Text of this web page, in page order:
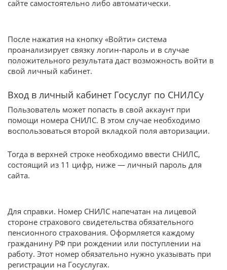
сайте самостоятельно либо автоматически.
После нажатия на кнопку «Войти» система
проанализирует связку логин-пароль и в случае
положительного результата даст возможность войти в
свой личный кабинет.
Вход в личный кабинет Госуслуг по СНИЛСу
Пользователь может попасть в свой аккаунт при
помощи номера СНИЛС. В этом случае необходимо
воспользоваться второй вкладкой поля авторизации.
Тогда в верхней строке необходимо ввести СНИЛС,
состоящий из 11 цифр, ниже — личный пароль для
сайта.
Для справки. Номер СНИЛС напечатан на лицевой
стороне страхового свидетельства обязательного
пенсионного страхования. Оформляется каждому
гражданину РФ при рождении или поступлении на
работу. Этот номер обязательно нужно указывать при
регистрации на Госуслугах.